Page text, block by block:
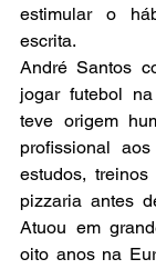
estimular o
escrita.
André Santos
jogar futebol
teve origem
profissional
estudos,
pizzaria antes
Atuou em
oito anos na